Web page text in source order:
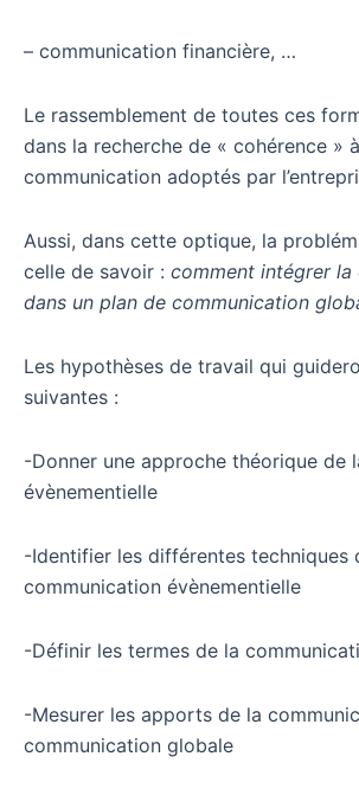
– communication financière, …
Le rassemblement de toutes ces
dans la recherche de « cohérence »
communication adoptés par
Aussi, dans cette optique, la
celle de savoir : comment intégrer la
dans un plan de communication
Les hypothèses de travail qui
suivantes :
-Donner une approche théorique de
évènementielle
-Identifier les différentes
communication évènementielle
-Définir les termes de la
-Mesurer les apports de la
communication globale